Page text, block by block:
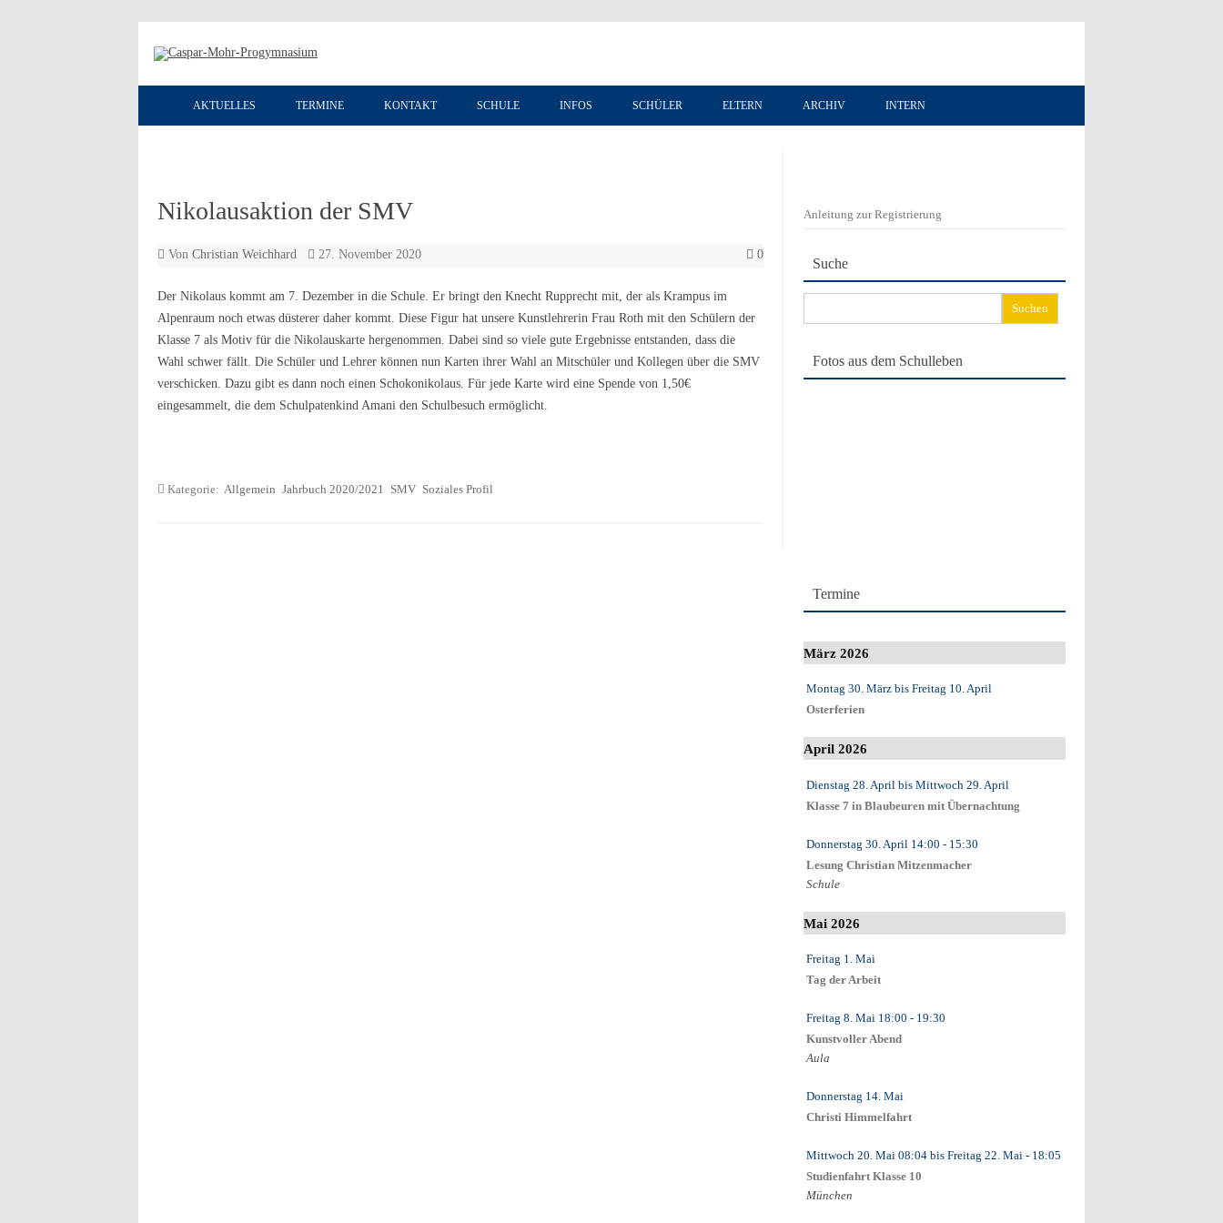
AKTUELLES TERMINE KONTAKT SCHULE INFOS SCHÜLER ELTERN ARCHIV INTERN
Nikolausaktion der SMV
Von Christian Weichhard 27. November 2020 0
Der Nikolaus kommt am 7. Dezember in die Schule. Er bringt den Knecht Rupprecht mit, der als Krampus im
Alpenraum noch etwas düsterer daher kommt. Diese Figur hat unsere Kunstlehrerin Frau Roth mit den Schülern der
Klasse 7 als Motiv für die Nikolauskarte hergenommen. Dabei sind so viele gute Ergebnisse entstanden, dass die
Wahl schwer fällt. Die Schüler und Lehrer können nun Karten ihrer Wahl an Mitschüler und Kollegen über die SMV
verschicken. Dazu gibt es dann noch einen Schokonikolaus. Für jede Karte wird eine Spende von 1,50€
eingesammelt, die dem Schulpatenkind Amani den Schulbesuch ermöglicht.
Kategorie: Allgemein Jahrbuch 2020/2021 SMV Soziales Profil
Anleitung zur Registrierung
Suche
nach:
Fotos aus dem Schulleben
Termine
März 2026
Montag 30. Märzbis Freitag 10. April
Osterferien
April 2026
Dienstag 28. April bis Mittwoch 29. April
Klasse 7 in Blaubeuren mit Übernachtung
Donnerstag 30. April 14:00 - 15:30
Lesung Christian Mitzenmacher
Schule
Mai 2026
Freitag 1. Mai
Tag der Arbeit
Freitag 8. Mai 18:00 - 19:30
Kunstvoller Abend
Aula
Donnerstag 14. Mai
Christi Himmelfahrt
Mittwoch 20. Mai 08:04 bis Freitag 22. Mai - 18:05
Studienfahrt Klasse 10
München